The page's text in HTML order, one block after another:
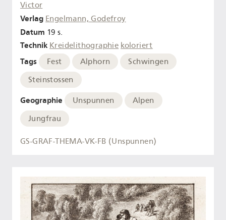
Victor
Verlag Engelmann, Godefroy
Datum 19 s.
Technik Kreidelithographie koloriert
Tags Fest Alphorn
Schwingen
Steinstossen
Geographie Unspunnen
Alpen
Jungfrau
GS-GRAF-THEMA-VK-FB (Unspunnen)